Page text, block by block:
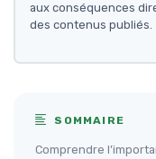
aux conséquences
des contenus publiés.
SOMMAIRE
Comprendre